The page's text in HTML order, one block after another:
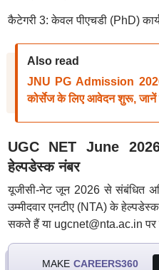
कैटेगरी 3: केवल पीएचडी (PhD)
Also read
JNU PG Admission
कोर्सेज के लिए आवेदन शुरू, जानें
UGC NET June
हेल्पडेस्क नंबर
यूजीसी-नेट जून 2026 से संबंधित
उम्मीदवार एनटीए (NTA) के
सकते हैं या ugcnet@nta.ac.in
MAKE CAREERS360